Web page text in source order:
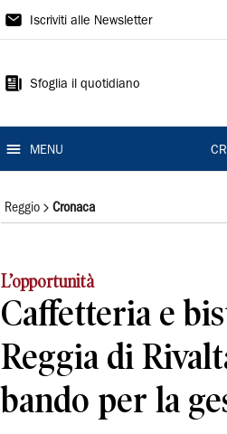
Gazzetta
Reggio
Iscriviti alle Newsletter
Sfoglia il quotidiano
MENU
Reggio Cronaca
L’opportunità
Caffetteria e
Reggia di
bando per la